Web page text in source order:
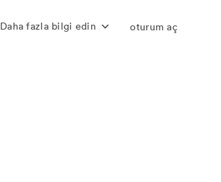
Daha fazla bilgi edin oturum aç